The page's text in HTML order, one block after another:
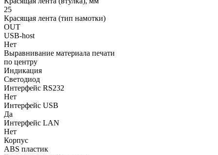
25
Красящая лента (тип намотки)
OUT
USB-host
Нет
Выравнивание материала печати
по центру
Индикация
Светодиод
Интерфейс RS232
Нет
Интерфейс USB
Да
Интерфейс LAN
Нет
Корпус
ABS пластик